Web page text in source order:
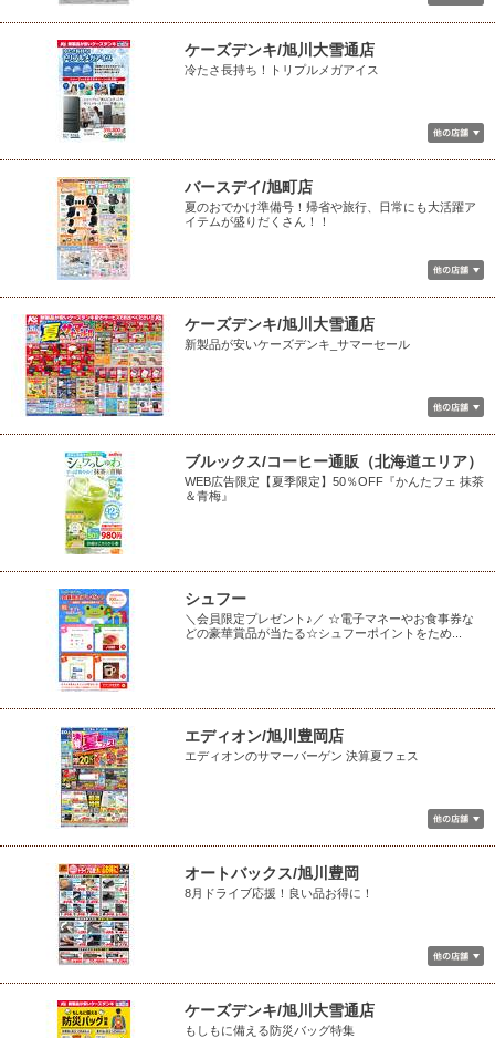
ケーズデンキ/旭川大雪通店
冷たさ長持ち！トリプルメガアイス
バースデイ/旭町店
夏のおでかけ準備号！帰省や旅行、日常にも大活躍ア
イテムが盛りだくさん！！
ケーズデンキ/旭川大雪通店
新製品が安いケーズデンキ_サマーセール
ブルックス/コーヒー通販（北海道エリア）
WEB広告限定【夏季限定】50％OFF『かんたフェ 抹茶
＆青梅』
シュフー
＼会員限定プレゼント♪／ ☆電子マネーやお食事券な
どの豪華賞品が当たる☆シュフーポイントをため...
エディオン/旭川豊岡店
エディオンのサマーバーゲン 決算夏フェス
オートバックス/旭川豊岡
8月ドライブ応援！良い品お得に！
ケーズデンキ/旭川大雪通店
もしもに備える防災バッグ特集